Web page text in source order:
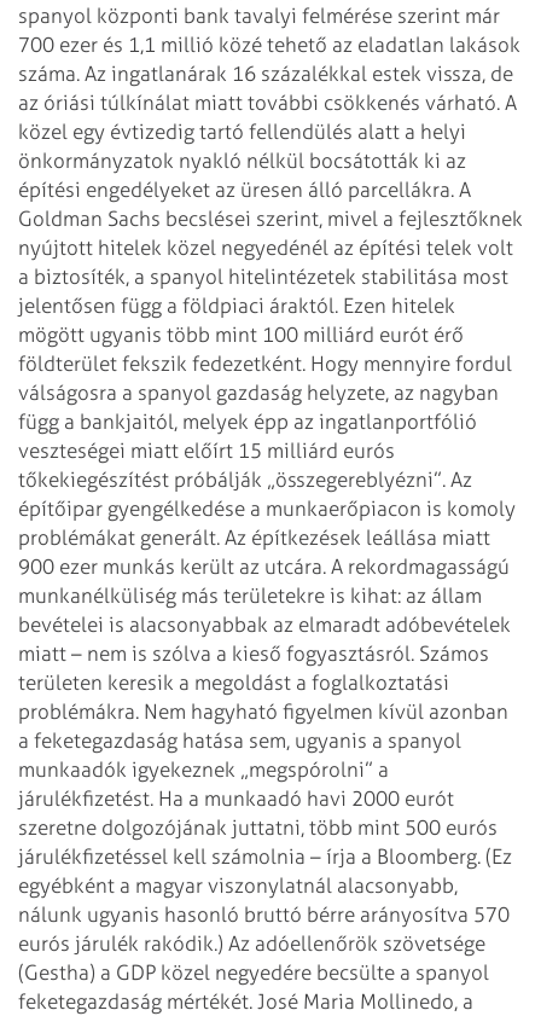
spanyol központi bank tavalyi felmérése szerint már
700 ezer és 1,1 millió közé tehető az eladatlan lakások
száma. Az ingatlanárak 16 százalékkal estek vissza, de
az óriási túlkínálat miatt további csökkenés várható. A
közel egy évtizedig tartó fellendülés alatt a helyi
önkormányzatok nyakló nélkül bocsátották ki az
építési engedélyeket az üresen álló parcellákra. A
Goldman Sachs becslései szerint, mivel a fejlesztőknek
nyújtott hitelek közel negyedénél az építési telek volt
a biztosíték, a spanyol hitelintézetek stabilitása most
jelentősen függ a földpiaci áraktól. Ezen hitelek
mögött ugyanis több mint 100 milliárd eurót érő
földterület fekszik fedezetként. Hogy mennyire fordul
válságosra a spanyol gazdaság helyzete, az nagyban
függ a bankjaitól, melyek épp az ingatlanportfólió
veszteségei miatt előírt 15 milliárd eurós
tőkekiegészítést próbálják „összegereblyézni”. Az
építőipar gyengélkedése a munkaerőpiacon is komoly
problémákat generált. Az építkezések leállása miatt
900 ezer munkás került az utcára. A rekordmagasságú
munkanélküliség más területekre is kihat: az állam
bevételei is alacsonyabbak az elmaradt adóbevételek
miatt – nem is szólva a kieső fogyasztásról. Számos
területen keresik a megoldást a foglalkoztatási
problémákra. Nem hagyható figyelmen kívül azonban
a feketegazdaság hatása sem, ugyanis a spanyol
munkaadók igyekeznek „megspórolni” a
járulékfizetést. Ha a munkaadó havi 2000 eurót
szeretne dolgozójának juttatni, több mint 500 eurós
járulékfizetéssel kell számolnia – írja a Bloomberg. (Ez
egyébként a magyar viszonylatnál alacsonyabb,
nálunk ugyanis hasonló bruttó bérre arányosítva 570
eurós járulék rakódik.) Az adóellenőrök szövetsége
(Gestha) a GDP közel negyedére becsülte a spanyol
feketegazdaság mértékét. José Maria Mollinedo, a